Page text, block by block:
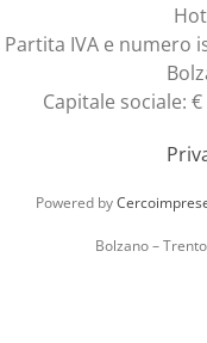
Partita IVA e numero
Capitale sociale:
Powered by
Bolzano –